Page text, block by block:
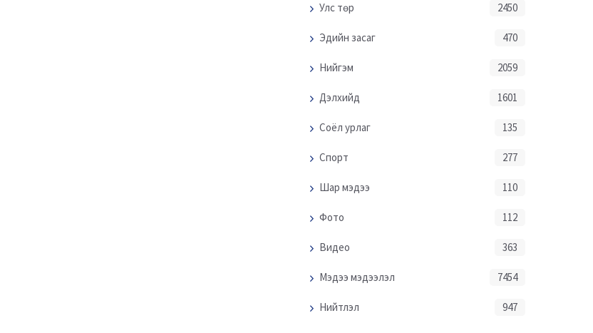
Улс төр 2450
Эдийн засаг 470
Нийгэм 2059
Дэлхийд 1601
Соёл урлаг 135
Спорт 277
Шар мэдээ 110
Фото 112
Видео 363
Мэдээ мэдээлэл 7454
Нийтлэл 947